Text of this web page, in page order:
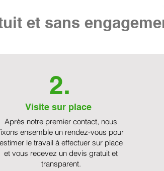
et sans
2.
Visite sur place
Après notre premier contact, nous
ensemble un rendez-vous pour
estimer le travail à effectuer sur place
et vous recevez un devis gratuit et
transparent.